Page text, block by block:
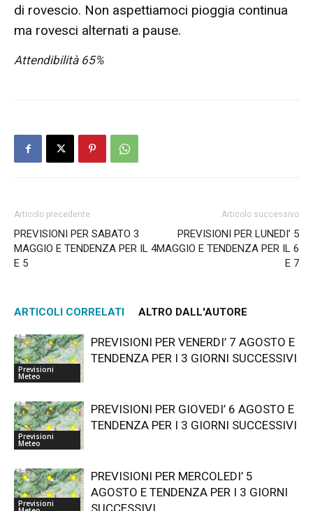
di rovescio. Non aspettiamoci pioggia continua
ma rovesci alternati a pause.
Attendibilità 65%
Articolo precedente
PREVISIONI PER SABATO 3
MAGGIO E TENDENZA PER IL 4
E 5
Articolo successivo
PREVISIONI PER LUNEDI’ 5
MAGGIO E TENDENZA PER IL 6
E 7
ARTICOLI CORRELATI ALTRO DALL'AUTORE
Previsioni
Meteo
PREVISIONI PER VENERDI’ 7 AGOSTO E
TENDENZA PER I 3 GIORNI SUCCESSIVI
Previsioni
Meteo
PREVISIONI PER GIOVEDI’ 6 AGOSTO E
TENDENZA PER I 3 GIORNI SUCCESSIVI
Previsioni
PREVISIONI PER MERCOLEDI’ 5
AGOSTO E TENDENZA PER I 3 GIORNI
SUCCESSIVI